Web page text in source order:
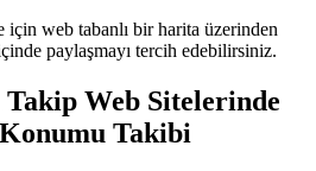
web tabanlı bir harita üzerinden
paylaşmayı tercih edebilirsiniz.
Web Sitelerinde
Takibi